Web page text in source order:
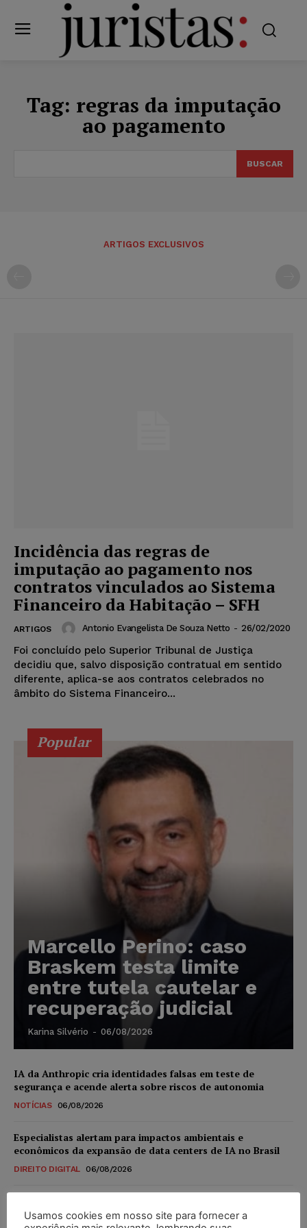
Tag: regras da imputação
ao pagamento
BUSCAR
ARTIGOS EXCLUSIVOS
Incidência das regras de
imputação ao pagamento nos
contratos vinculados ao Sistema
Financeiro da Habitação – SFH
ARTIGOS Antonio Evangelista De Souza Netto - 26/02/2020
Foi concluído pelo Superior Tribunal de Justiça
decidiu que, salvo disposição contratual em sentido
diferente, aplica-se aos contratos celebrados no
âmbito do Sistema Financeiro...
Popular
Marcello Perino: caso
Braskem testa limite
entre tutela cautelar e
recuperação judicial
Karina Silvério - 06/08/2026
IA da Anthropic cria identidades falsas em teste de
segurança e acende alerta sobre riscos de autonomia
NOTÍCIAS 06/08/2026
Especialistas alertam para impactos ambientais e
econômicos da expansão de data centers de IA no Brasil
DIREITO DIGITAL 06/08/2026
invioláveis após assinatura digital e lacração
Usamos cookies em nosso site para fornecer a